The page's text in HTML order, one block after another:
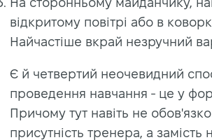
відкритому повітрі або в
Найчастіше вкрай незручний
Є й четвертий неочевидний
проведення навчання - це у
Причому тут навіть не
присутність тренера, а замість